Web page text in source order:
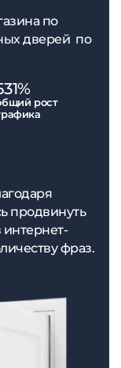
по
дверей по
рост
продвинуть
фраз.